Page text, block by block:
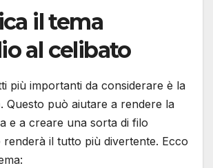
il tema
al celibato
più importanti da considerare è la
. Questo può aiutare a rendere la
e a creare una sorta di filo
il tutto più divertente. Ecco